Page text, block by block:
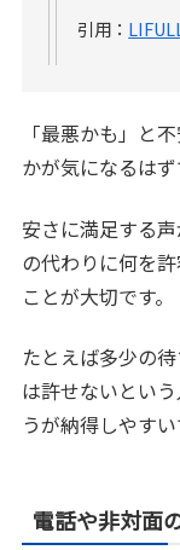
引用：
「最悪かも」と
かが気になるはず
安さに満足する
の代わりに何を
ことが大切です。
たとえば多少の
は許せないとい
うが納得しやすい
電話や非対面